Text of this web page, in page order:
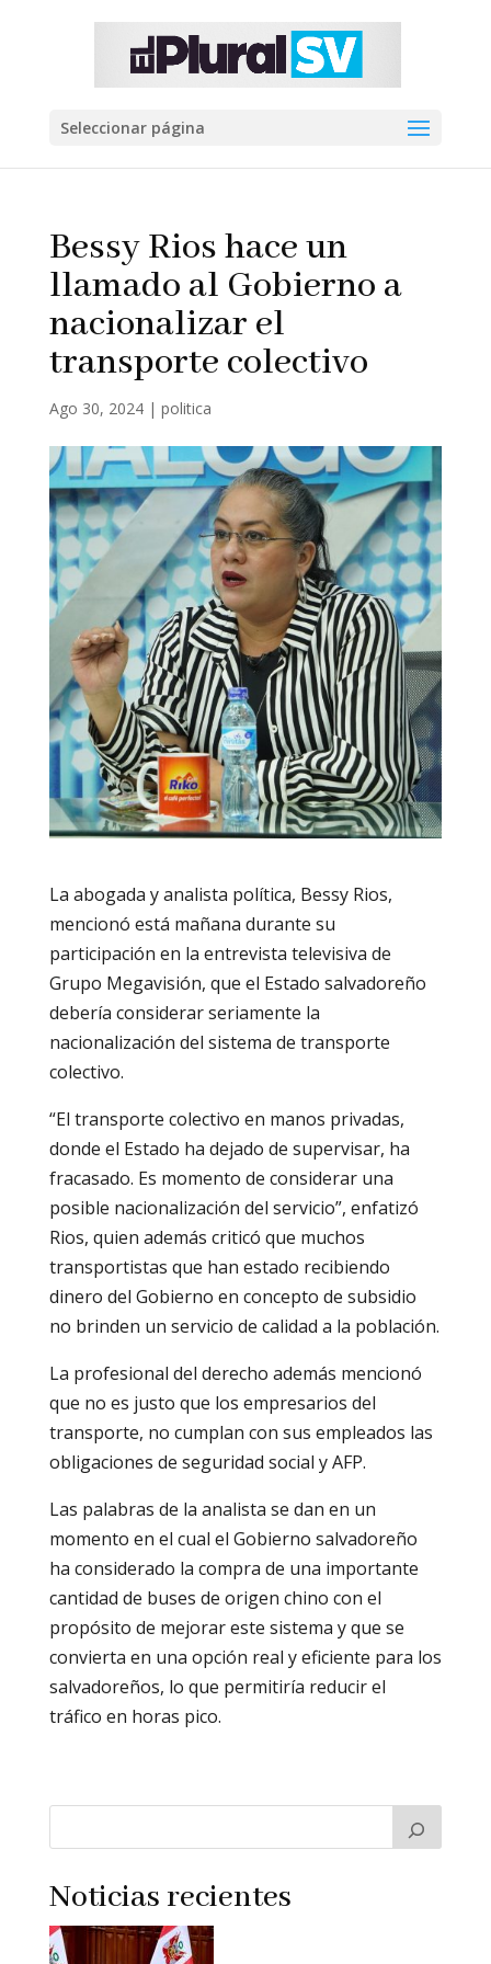
Seleccionar página
Bessy Rios hace un
llamado al Gobierno a
nacionalizar el
transporte colectivo
Ago 30, 2024| politica
La abogada y analista política, Bessy Rios,
mencionó está mañana durante su
participación en la entrevista televisiva de
Grupo Megavisión, que el Estado salvadoreño
debería considerar seriamente la
nacionalización del sistema de transporte
colectivo.
“El transporte colectivo en manos privadas,
donde el Estado ha dejado de supervisar, ha
fracasado. Es momento de considerar una
posible nacionalización del servicio”, enfatizó
Rios, quien además criticó que muchos
transportistas que han estado recibiendo
dinero del Gobierno en concepto de subsidio
no brinden un servicio de calidad a la población.
La profesional del derecho además mencionó
que no es justo que los empresarios del
transporte, no cumplan con sus empleados las
obligaciones de seguridad social y AFP.
Las palabras de la analista se dan en un
momento en el cual el Gobierno salvadoreño
ha considerado la compra de una importante
cantidad de buses de origen chino con el
propósito de mejorar este sistema y que se
convierta en una opción real y eficiente para los
salvadoreños, lo que permitiría reducir el
tráfico en horas pico.
Noticias recientes